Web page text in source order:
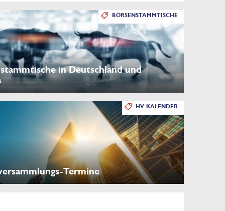
BÖRSENSTAMMTISCHE
in Deutschland und
HV-KALENDER
Termine